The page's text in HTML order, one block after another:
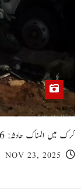
کرک میں المناک حادثہ: 6 افراد جاں بحق، متعدد زخمی
NOV 23, 2025